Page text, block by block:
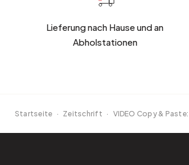
Lieferung nach Hause und an
Abholstationen
Startseite · Zeitschrift · VIDEO Copy &